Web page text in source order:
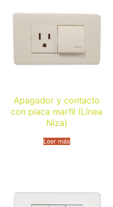
Apagador y contacto
con placa marfil (Línea
Niza)
Leer más